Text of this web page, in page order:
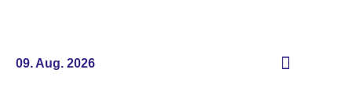
09. Aug. 2026